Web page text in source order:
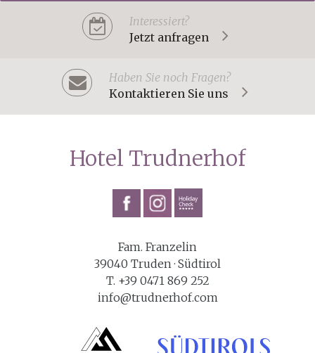
Interessiert?
Jetzt anfragen
Haben Sie noch Fragen?
Kontaktieren Sie uns
Hotel Trudnerhof
Fam. Franzelin
39040 Truden · Südtirol
T. +39 0471 869 252
info@trudnerhof.com